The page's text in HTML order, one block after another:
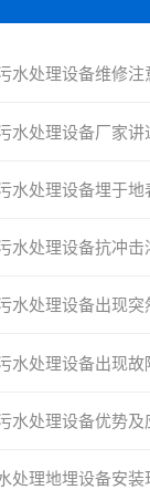
处理地埋设备安装